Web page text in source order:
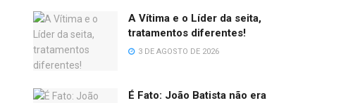
A Vítima e o Líder da seita,
tratamentos diferentes!
3 DE AGOSTO DE 2026
É Fato: João Batista não era